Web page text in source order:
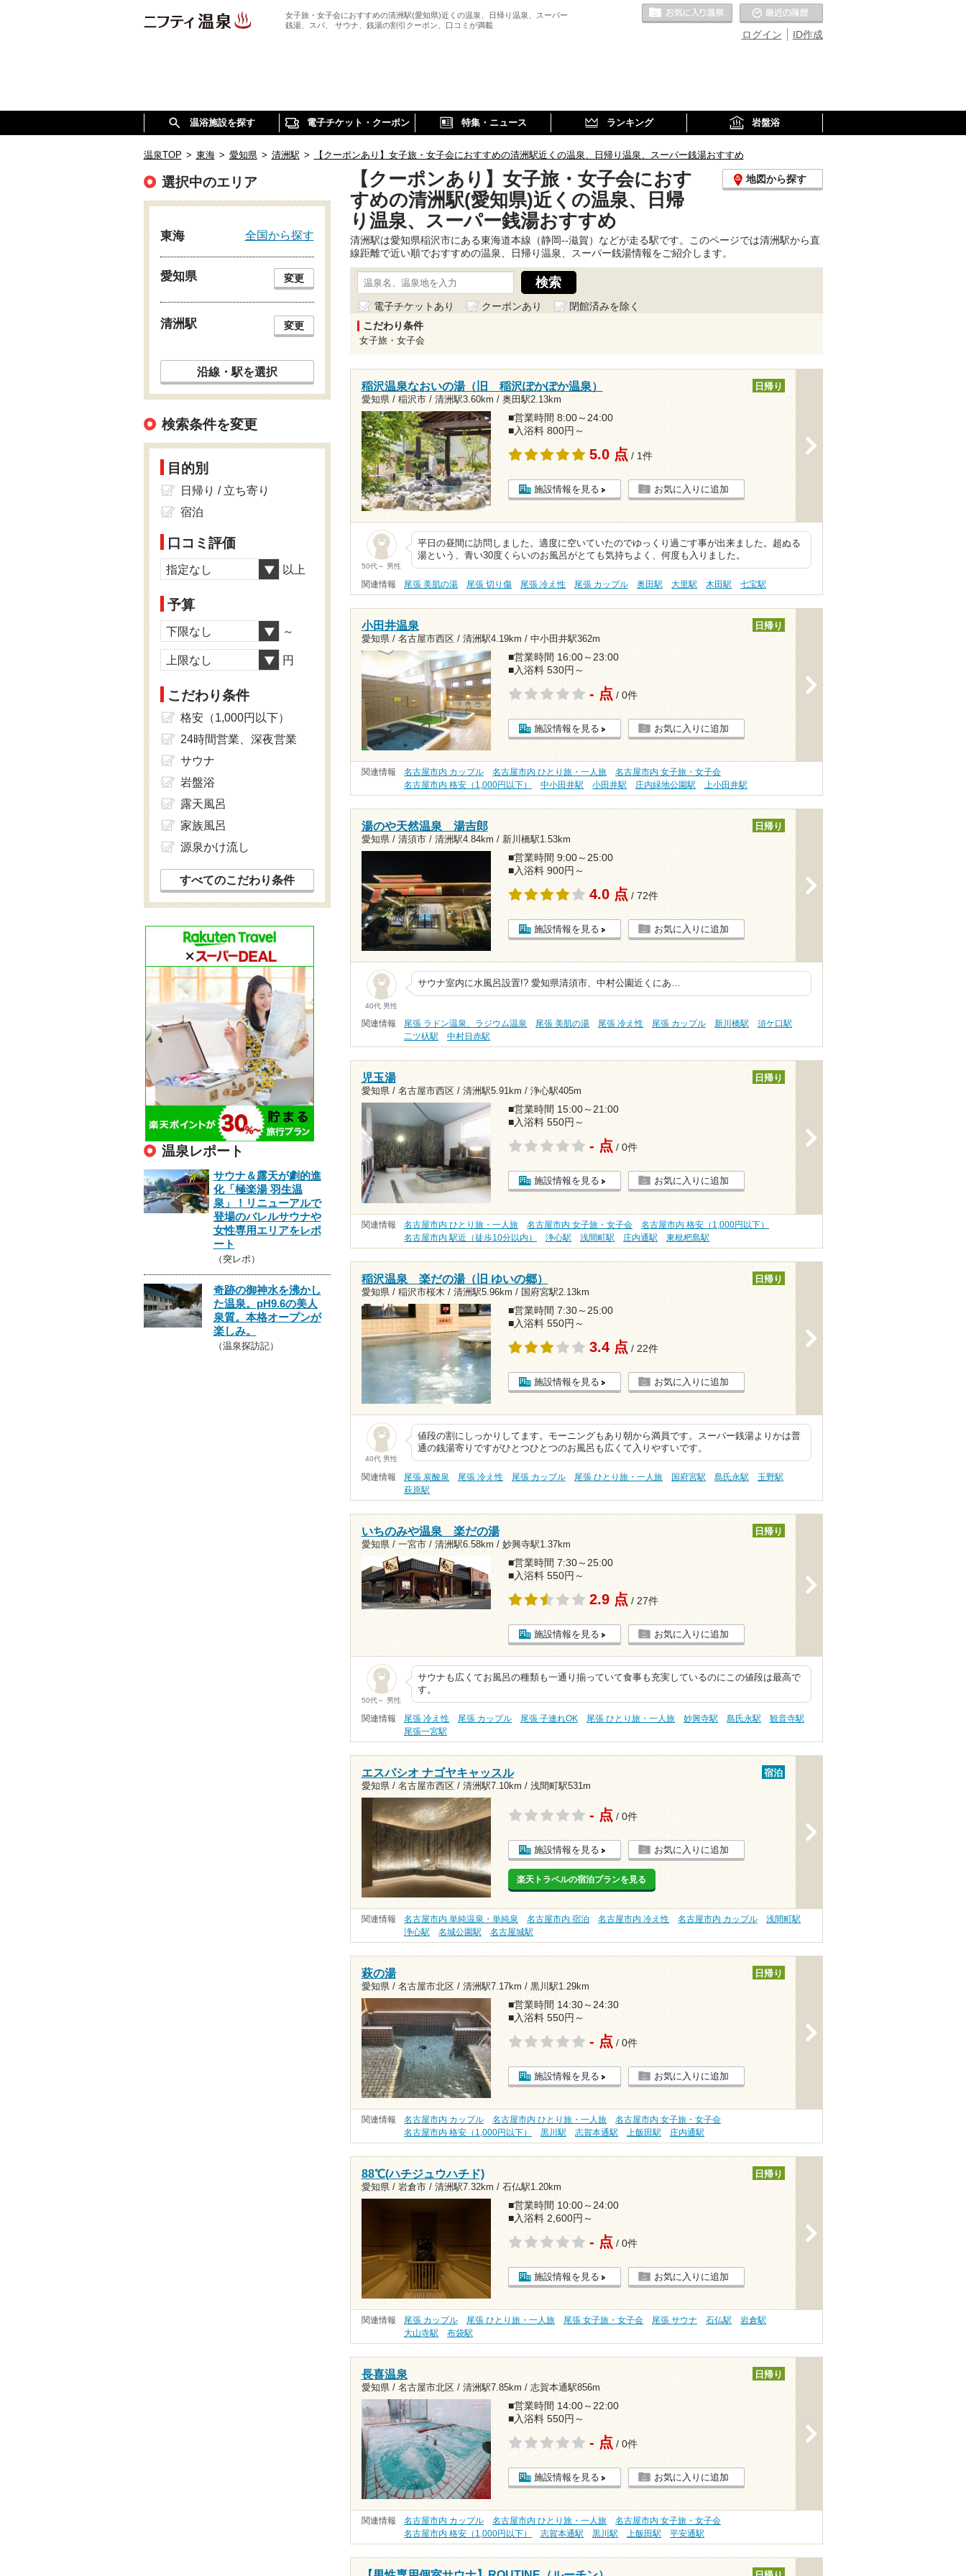
女子旅・女子会におすすめの清洲駅(愛知県)近くの温泉、日帰り温泉、スーパー
銭湯、スパ、 サウナ、銭湯の割引クーポン、口コミが満載
ID作成
ログイン
お気に入りの温泉
温浴施設を探す 電子チケット・クーポン 特集・ニュース ランキング 岩盤浴
温泉TOP > 東海 > 愛知県 > 清洲駅 > 【クーポンあり】女子旅・女子会におすすめの清洲駅近くの温泉、日帰り温泉、スーパー銭湯おすすめ
【クーポンあり】女子旅・女子会におす
すめの清洲駅(愛知県)近くの温泉、日帰
り温泉、スーパー銭湯おすすめ
地図から探す
清洲駅は愛知県稲沢市にある東海道本線（静岡--滋賀）などが走る駅です。このページでは清洲駅から直
線距離で近い順でおすすめの温泉、日帰り温泉、スーパー銭湯情報をご紹介します。
電子チケットあり クーポンあり
閉館済みを除く
こだわり条件
女子旅・女子会
稲沢温泉なおいの湯（旧 稲沢ぽかぽか温泉）
愛知県 / 稲沢市 / 清洲駅3.60km / 奥田駅2.13km
日帰り
■営業時間 8:00～24:00
■入浴料 800円～
5.0 点 / 1件
施設情報を見る お気に入りに追加
50代～ 男性
平日の昼間に訪問しました。適度に空いていたのでゆっくり過ごす事が出来ました。超ぬる
湯という、青い30度くらいのお風呂がとても気持ちよく、何度も入りました。
関連情報 尾張 美肌の湯 尾張 切り傷 尾張 冷え性 尾張 カップル 奥田駅 大里駅 木田駅 七宝駅
小田井温泉
愛知県 / 名古屋市西区 / 清洲駅4.19km / 中小田井駅362m
日帰り
■営業時間 16:00～23:00
■入浴料 530円～
- 点 / 0件
施設情報を見る お気に入りに追加
関連情報 名古屋市内 カップル 名古屋市内 ひとり旅・一人旅
名古屋市内 女子旅・女子会
名古屋市内 格安（1,000円以下）
中小田井駅 小田井駅 庄内緑地公園駅 上小田井駅
湯のや天然温泉 湯吉郎
愛知県 / 清須市 / 清洲駅4.84km / 新川橋駅1.53km
日帰り
■営業時間 9:00～25:00
■入浴料 900円～
4.0 点 / 72件
施設情報を見る お気に入りに追加
40代 男性
サウナ室内に水風呂設置!? 愛知県清須市、中村公園近くにあ…
関連情報 尾張 ラドン温泉、ラジウム温泉 尾張 美肌の湯 尾張 冷え性 尾張 カップル 新川橋駅
須ケ口駅
二ツ杁駅
中村日赤駅
児玉湯
愛知県 / 名古屋市西区 / 清洲駅5.91km / 浄心駅405m
日帰り
■営業時間 15:00～21:00
■入浴料 550円～
- 点 / 0件
施設情報を見る お気に入りに追加
関連情報 名古屋市内 ひとり旅・一人旅 名古屋市内 女子旅・女子会
名古屋市内 格安（1,000円以下）
名古屋市内 駅近（徒歩10分以内）
浄心駅 浅間町駅 庄内通駅 東枇杷島駅
稲沢温泉 楽だの湯（旧 ゆいの郷）
愛知県 / 稲沢市桜木 / 清洲駅5.96km / 国府宮駅2.13km
日帰り
■営業時間 7:30～25:00
■入浴料 550円～
3.4 点 / 22件
施設情報を見る お気に入りに追加
40代 男性
値段の割にしっかりしてます。モーニングもあり朝から満員です。スーパー銭湯よりかは普
通の銭湯寄りですがひとつひとつのお風呂も広くて入りやすいです。
関連情報 尾張 炭酸泉 尾張 冷え性 尾張 カップル 尾張 ひとり旅・一人旅 国府宮駅 島氏永駅
玉野駅
萩原駅
いちのみや温泉 楽だの湯
愛知県 / 一宮市 / 清洲駅6.58km / 妙興寺駅1.37km
日帰り
■営業時間 7:30～25:00
■入浴料 550円～
2.9 点 / 27件
施設情報を見る お気に入りに追加
50代～ 男性
サウナも広くてお風呂の種類も一通り揃っていて食事も充実しているのにこの値段は最高で
す。
関連情報 尾張 冷え性 尾張 カップル 尾張 子連れOK 尾張 ひとり旅・一人旅 妙興寺駅 島氏永駅
観音寺駅
尾張一宮駅
エスパシオ ナゴヤキャッスル
愛知県 / 名古屋市西区 / 清洲駅7.10km / 浅間町駅531m
宿泊
- 点 / 0件
施設情報を見る お気に入りに追加
楽天トラベルの宿泊プランを見る
関連情報 名古屋市内 単純温泉・単純泉 名古屋市内 宿泊 名古屋市内 冷え性 名古屋市内 カップル
浅間町駅
浄心駅
名城公園駅 名古屋城駅
萩の湯
愛知県 / 名古屋市北区 / 清洲駅7.17km / 黒川駅1.29km
日帰り
■営業時間 14:30～24:30
■入浴料 550円～
- 点 / 0件
施設情報を見る お気に入りに追加
関連情報 名古屋市内 カップル 名古屋市内 ひとり旅・一人旅
名古屋市内 女子旅・女子会
名古屋市内 格安（1,000円以下）
黒川駅 志賀本通駅 上飯田駅 庄内通駅
88℃(ハチジュウハチド)
愛知県 / 岩倉市 / 清洲駅7.32km / 石仏駅1.20km
日帰り
■営業時間 10:00～24:00
■入浴料 2,600円～
- 点 / 0件
施設情報を見る お気に入りに追加
関連情報 尾張 カップル 尾張 ひとり旅・一人旅 尾張 女子旅・女子会 尾張 サウナ 石仏駅
岩倉駅
大山寺駅
布袋駅
長喜温泉
愛知県 / 名古屋市北区 / 清洲駅7.85km / 志賀本通駅856m
日帰り
■営業時間 14:00～22:00
■入浴料 550円～
- 点 / 0件
施設情報を見る お気に入りに追加
関連情報 名古屋市内 カップル 名古屋市内 ひとり旅・一人旅
名古屋市内 女子旅・女子会
名古屋市内 格安（1,000円以下）
志賀本通駅 黒川駅 上飯田駅 平安通駅
選択中のエリア
東海 全国から探す
愛知県 変更
清洲駅 変更
沿線・駅を選択
検索条件を変更
目的別
日帰り / 立ち寄り
宿泊
口コミ評価
指定なし 以上
予算
下限なし ～
上限なし 円
こだわり条件
格安（1,000円以下）
24時間営業、深夜営業
サウナ
岩盤浴
露天風呂
家族風呂
源泉かけ流し
すべてのこだわり条件
温泉レポート
サウナ＆露天が劇的進
化「極楽湯 羽生温
泉」！リニューアルで
登場のバレルサウナや
女性専用エリアをレポ
ート
（突レポ）
奇跡の御神水を沸かし
た温泉。pH9.6の美人
泉質。本格オープンが
楽しみ。
（温泉探訪記）